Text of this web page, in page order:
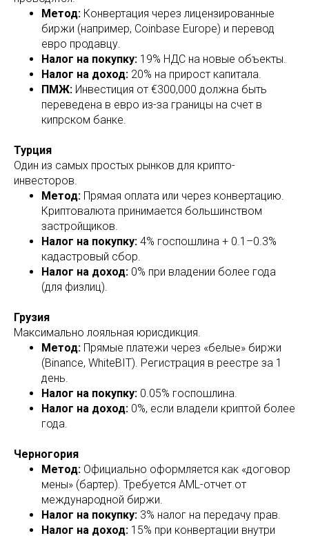
Метод: Конвертация через лицензированные
биржи (например, Coinbase Europe) и перевод
евро продавцу.
Налог на покупку: 19% НДС на новые объекты.
Налог на доход: 20% на прирост капитала.
ПМЖ: Инвестиция от €300,000 должна быть
переведена в евро из-за границы на счет в
кипрском банке.
Турция
Один из самых простых рынков для крипто-
инвесторов.
Метод: Прямая оплата или через конвертацию.
Криптовалюта принимается большинством
застройщиков.
Налог на покупку: 4% госпошлина + 0.1–0.3%
кадастровый сбор.
Налог на доход: 0% при владении более года
(для физлиц).
Грузия
Максимально лояльная юрисдикция.
Метод: Прямые платежи через «белые» биржи
(Binance, WhiteBIT). Регистрация в реестре за 1
день.
Налог на покупку: 0.05% госпошлина.
Налог на доход: 0%, если владели криптой более
года.
Черногория
Метод: Официально оформляется как «договор
мены» (бартер). Требуется AML-отчет от
международной биржи.
Налог на покупку: 3% налог на передачу прав.
Налог на доход: 15% при конвертации внутри